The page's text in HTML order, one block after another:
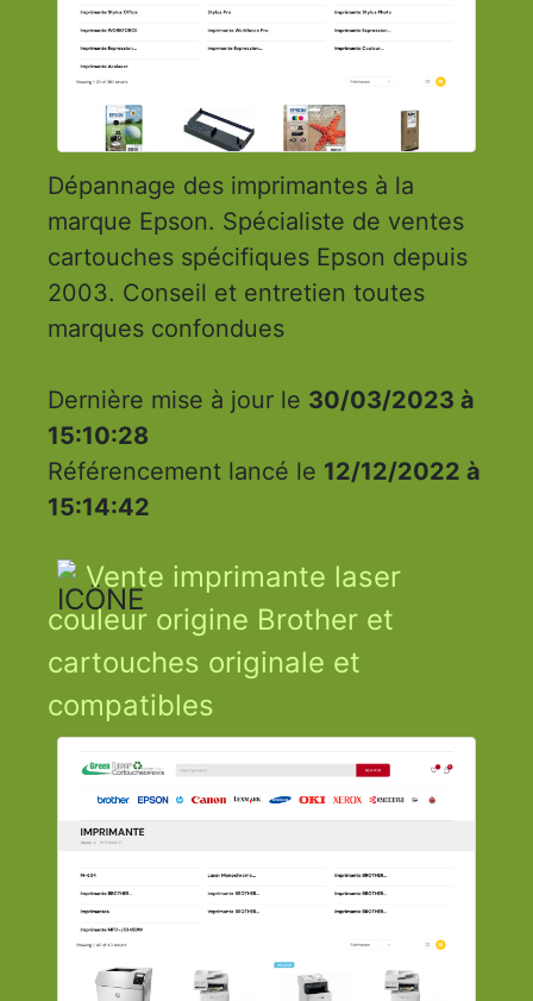
Dépannage des imprimantes à la
marque Epson. Spécialiste de ventes
cartouches spécifiques Epson depuis
2003. Conseil et entretien toutes
marques confondues
Dernière mise à jour le 30/03/2023 à
15:10:28
Référencement lancé le 12/12/2022 à
15:14:42
Vente imprimante laser
couleur origine Brother et
cartouches originale et
compatibles